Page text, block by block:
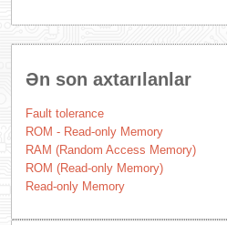
Ən son axtarılanlar
Fault tolerance
ROM - Read-only Memory
RAM (Random Access Memory)
ROM (Read-only Memory)
Read-only Memory